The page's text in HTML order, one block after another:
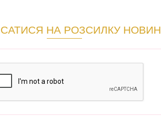
НА РОЗСИЛКУ НОВИН